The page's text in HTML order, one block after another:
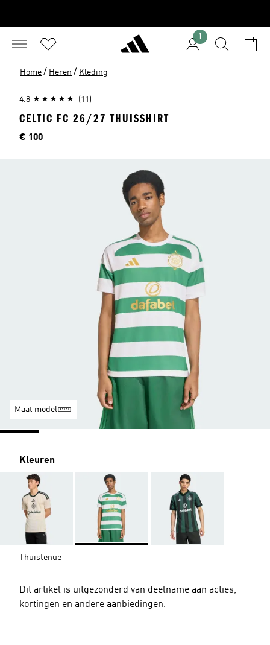
1
Home / Heren / Kleding
4.8 (11)
CELTIC FC 26/27 THUISSHIRT
Prijs
€ 100
Maat model
Kleuren
Thuistenue
Dit artikel is uitgezonderd van deelname aan acties,
kortingen en andere aanbiedingen.